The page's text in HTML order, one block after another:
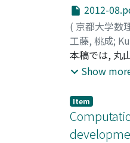
2012-
( 京都大学数
工藤, 桃成;
本稿では, 丸
を紹介する.
究所において
であり, 主と
Show
Item